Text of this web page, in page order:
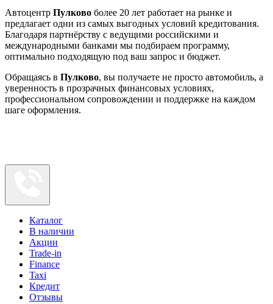
Автоцентр Пулково более 20 лет работает на рынке и
предлагает одни из самых выгодных условий кредитования.
Благодаря партнёрству с ведущими российскими и
международными банками мы подбираем программу,
оптимально подходящую под ваш запрос и бюджет.
Обращаясь в Пулково, вы получаете не просто автомобиль, а
уверенность в прозрачных финансовых условиях,
профессиональном сопровождении и поддержке на каждом
шаге оформления.
Каталог
В наличии
Акции
Trade-in
Finance
Taxi
Кредит
Отзывы